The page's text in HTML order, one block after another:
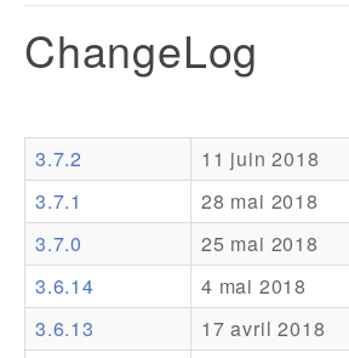
Documentation
Ressources
Addons
Theme Packs
Translation Packs
ChangeLog
3.7.2
11 juin 2018
3.7.1
28 mai 2018
3.7.0
25 mai 2018
3.6.14
4 mai 2018
3.6.13
17 avril 2018